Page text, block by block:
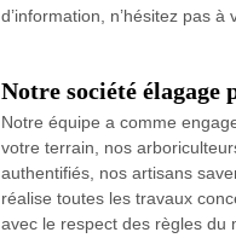
d’information, n’hésitez pas à
Notre société
Notre équipe a comme
votre terrain, nos
authentifiés, nos artisans
réalise toutes les travaux
avec le respect des règles du